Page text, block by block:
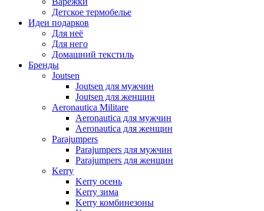
Детское термобелье
Идеи подарков
Для неё
Для него
Домашний текстиль
Бренды
Joutsen
Joutsen для мужчин
Joutsen для женщин
Aeronautica Militare
Aeronautica для мужчин
Aeronautica для женщин
Parajumpers
Parajumpers для мужчин
Parajumpers для женщин
Kerry
Kerry осень
Kerry зима
Kerry комбинезоны